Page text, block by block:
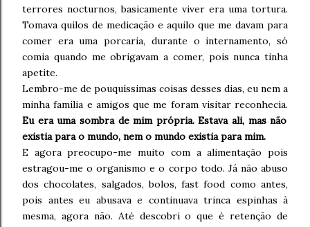
terrores nocturnos, basicamente viver era uma tortura.
Tomava quilos de medicação e aquilo que me davam para
comer era uma porcaria, durante o internamento, só
comia quando me obrigavam a comer, pois nunca tinha
apetite.
Lembro-me de pouquíssimas coisas desses dias, eu nem a
minha família e amigos que me foram visitar reconhecia.
Eu era uma sombra de mim própria. Estava ali, mas não
existia para o mundo, nem o mundo existia para mim.
E agora preocupo-me muito com a alimentação pois
estragou-me o organismo e o corpo todo. Já não abuso
dos chocolates, salgados, bolos, fast food como antes,
pois antes eu abusava e continuava trinca espinhas à
mesma, agora não. Até descobri o que é retenção de